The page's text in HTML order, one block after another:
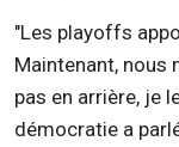
"Les playoffs
Maintenant, nous
pas en arrière, je
démocratie a